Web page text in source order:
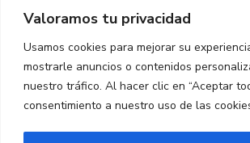
Valoramos tu privacidad
Usamos cookies para mejorar su
mostrarle anuncios o contenidos
nuestro tráfico. Al hacer clic en “Aceptar
consentimiento a nuestro uso de las
DIRECCIÓN
Muelle isla Verde, Algeciras
11207, Cádiz